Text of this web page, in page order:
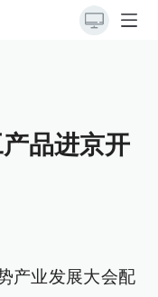
品进京开
产业发展大会配